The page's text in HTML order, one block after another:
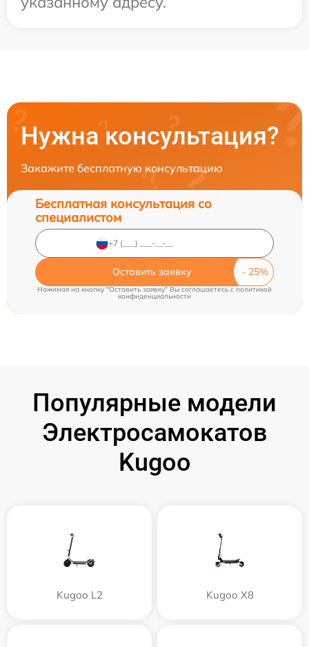
Нужна консультация?
Закажите бесплатную консультацию
Бесплатная консультация со
специалистом
Оставить заявку
Нажимая на кнопку "Оставить заявку" Вы соглашаетесь cполитикой
конфиденциальности
Популярные модели
Электросамокатов
Kugoo
Kugoo L2 Kugoo X8